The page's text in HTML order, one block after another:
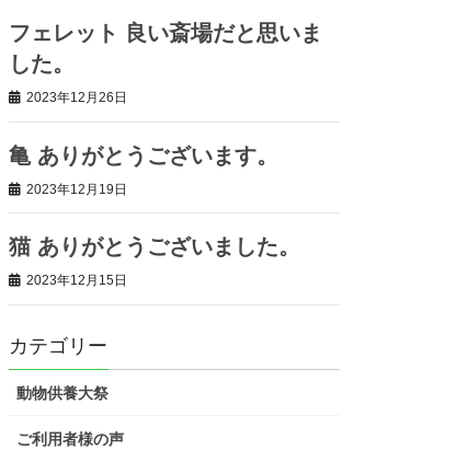
フェレット 良い斎場だと思いま
した。
2023年12月26日
亀 ありがとうございます。
2023年12月19日
猫 ありがとうございました。
2023年12月15日
カテゴリー
動物供養大祭
ご利用者様の声